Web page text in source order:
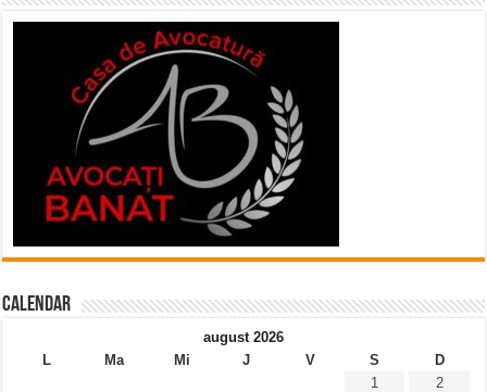
Calendar
august 2026
L
Ma Mi J V S
D
1
2